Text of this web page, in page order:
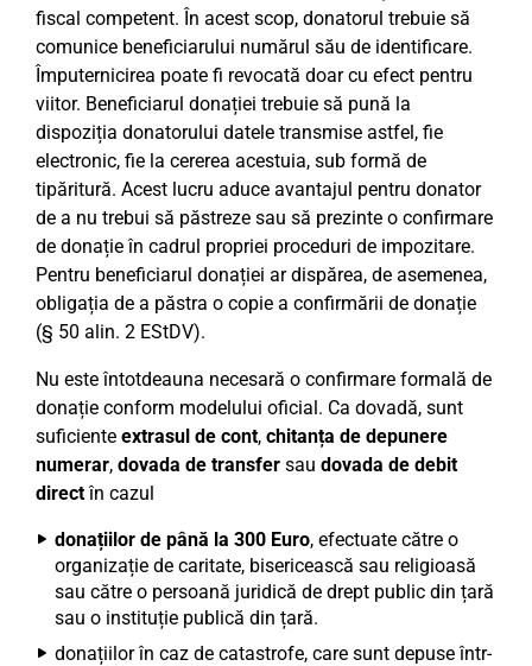
fiscal competent. În acest scop, donatorul trebuie să
comunice beneficiarului numărul său de identificare.
Împuternicirea poate fi revocată doar cu efect pentru
viitor. Beneficiarul donației trebuie să pună la
dispoziția donatorului datele transmise astfel, fie
electronic, fie la cererea acestuia, sub formă de
tipăritură. Acest lucru aduce avantajul pentru donator
de a nu trebui să păstreze sau să prezinte o confirmare
de donație în cadrul propriei proceduri de impozitare.
Pentru beneficiarul donației ar dispărea, de asemenea,
obligația de a păstra o copie a confirmării de donație
(§ 50 alin. 2 EStDV).
Nu este întotdeauna necesară o confirmare formală de
donație conform modelului oficial. Ca dovadă, sunt
suficiente extrasul de cont, chitanța de depunere
numerar, dovada de transfer sau dovada de debit
directîn cazul
donațiilor de până la 300 Euro, efectuate către o
organizație de caritate, bisericească sau religioasă
sau către o persoană juridică de drept public din țară
sau o instituție publică din țară.
donațiilor în caz de catastrofe, care sunt depuse într-